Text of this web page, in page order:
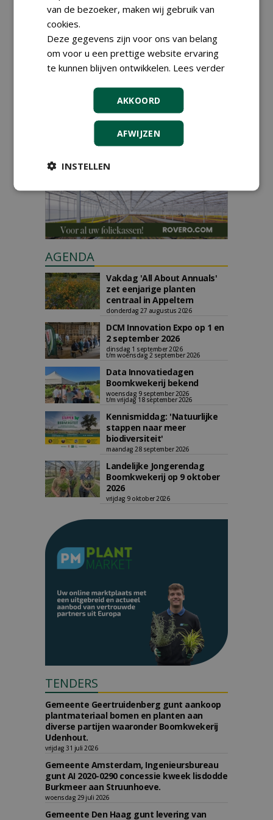
GREEN OUTLET
Iedereen kan gratis kleine advertenties
plaatsen via zijn eigen account.
Plaats een gratis advertentie
AGENDA
Vakdag 'All About Annuals'
zet eenjarige planten
centraal in Appeltern
donderdag 27 augustus 2026
DCM Innovation Expo op 1 en
2 september 2026
dinsdag 1 september 2026
t/m woensdag 2 september 2026
Data Innovatiedagen
Boomkwekerij bekend
woensdag 9 september 2026
t/m vrijdag 18 september 2026
Kennismiddag: 'Natuurlijke
stappen naar meer
biodiversiteit'
maandag 28 september 2026
Landelijke Jongerendag
Boomkwekerij op 9 oktober
2026
vrijdag 9 oktober 2026
TENDERS
Gemeente Geertruidenberg gunt aankoop
plantmateriaal bomen en planten aan
diverse partijen waaronder Boomkwekerij
Udenhout.
vrijdag 31 juli 2026
Gemeente Amsterdam, Ingenieursbureau
gunt AI 2020-0290 concessie kweek lisdodde
Burkmeer aan Struunhoeve.
woensdag 29 juli 2026
Gemeente Den Haag gunt levering van
van de bezoeker, maken wij gebruik van
cookies.
Deze gegevens zijn voor ons van belang
om voor u een prettige website ervaring
te kunnen blijven ontwikkelen. Lees verder
AKKOORD
AFWIJZEN
INSTELLEN